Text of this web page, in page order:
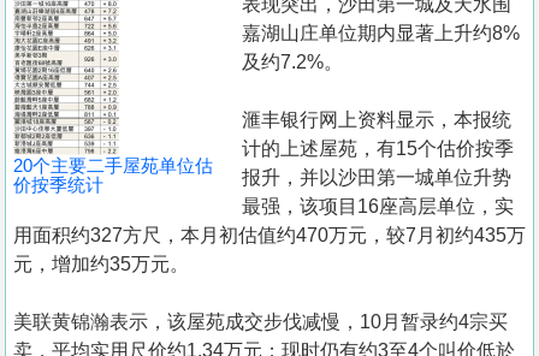
於
我
们
20个主要二手屋苑单位估
价按季统计
表现突出，沙田第一城及天水围
嘉湖山庄单位期内显著上升约8%
及约7.2%。
滙丰银行网上资料显示，本报统
计的上述屋苑，有15个估价按季
报升，并以沙田第一城单位升势
最强，该项目16座高层单位，实
用面积约327方尺，本月初估值约470万元，较7月初约435万
元，增加约35万元。
美联黄锦瀚表示，该屋苑成交步伐减慢，10月暂录约4宗买
卖，平均实用尺价约1.34万元；现时仍有约3至4个叫价低於